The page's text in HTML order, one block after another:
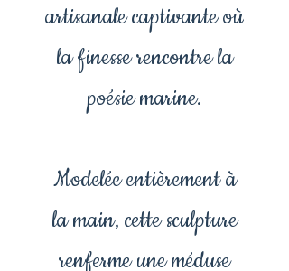
artisanale captivante où
la finesse rencontre la
poésie marine.
Modelée entièrement à
la main, cette sculpture
renferme une méduse